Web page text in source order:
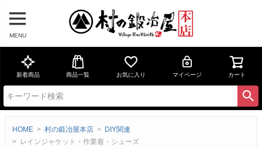
MENU
新着商品 商品一覧 お気に入り マイページ カート
HOME 村の鍛冶屋本店
DIY関連
レインジャケット・作業着・シューズ